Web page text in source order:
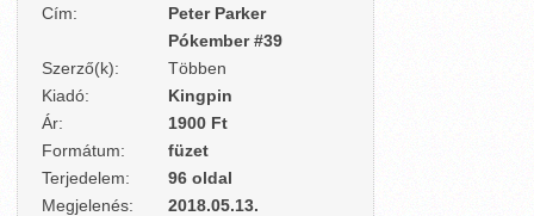
Cím:
Peter Parker
Pókember #39
Szerző(k):
Többen
Kiadó:
Kingpin
Ár:
1900 Ft
Formátum:
füzet
Terjedelem:
96 oldal
Megjelenés:
2018.05.13.